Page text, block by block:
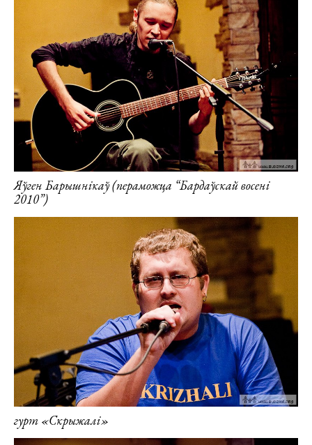
Яўген Барышнікаў (пераможца “Бардаўскай восені
2010”)
гурт «Скрыжалі»